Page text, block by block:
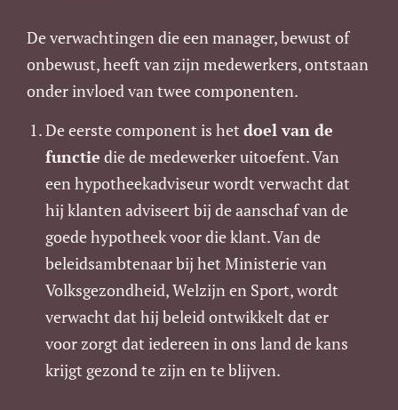
De verwachtingen die een manager, bewust of
onbewust, heeft van zijn medewerkers, ontstaan
onder invloed van twee componenten.
De eerste component is het doel van de
functie die de medewerker uitoefent. Van
een hypotheekadviseur wordt verwacht dat
hij klanten adviseert bij de aanschaf van de
goede hypotheek voor die klant. Van de
beleidsambtenaar bij het Ministerie van
Volksgezondheid, Welzijn en Sport, wordt
verwacht dat hij beleid ontwikkelt dat er
voor zorgt dat iedereen in ons land de kans
krijgt gezond te zijn en te blijven.